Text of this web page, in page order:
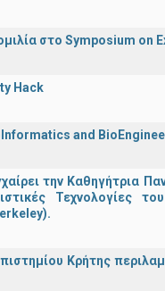
στο Symposium on
Hack
and
την Καθηγήτρια
Τεχνολογίες
Κρήτης